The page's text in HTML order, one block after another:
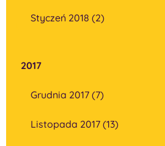
Styczeń 2018 (2)
2017
Grudnia 2017 (7)
Listopada 2017 (13)